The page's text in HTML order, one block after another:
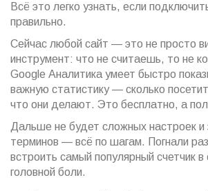
Всё это легко узнать, если
правильно.
Сейчас любой сайт — это не просто
инструмент: что не считаешь, то не
Google Аналитика умеет быстро
важную статистику — сколько
что они делают. Это бесплатно, а
Дальше не будет сложных настроек и
терминов — всё по шагам. Погнали
встроить самый популярный счетчик в
головной боли.